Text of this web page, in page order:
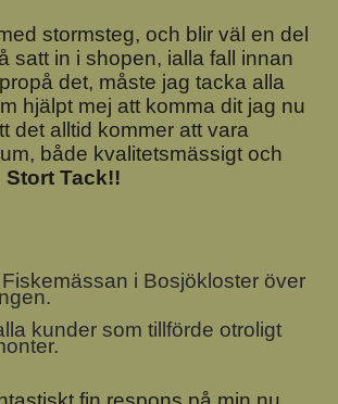
stormsteg, och blir väl en del
satt in i shopen, ialla fall innan
det, måste jag tacka alla
hjälpt mej att komma dit jag nu
det alltid kommer att vara
både kvalitetsmässigt och
Stort Tack!!
i Bosjökloster över
kunder som tillförde otroligt